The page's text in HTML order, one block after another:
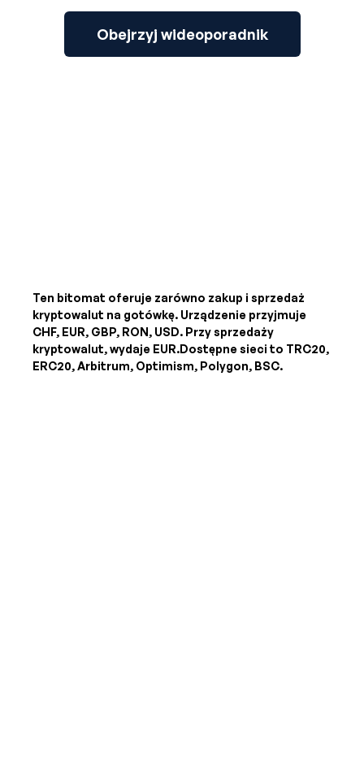
Obejrzyj wideoporadnik
Ten bitomat oferuje zarówno zakup i sprzedaż
kryptowalut na gotówkę. Urządzenie przyjmuje
CHF, EUR, GBP, RON, USD. Przy sprzedaży
kryptowalut, wydaje EUR.Dostępne sieci to TRC20,
ERC20, Arbitrum, Optimism, Polygon, BSC.